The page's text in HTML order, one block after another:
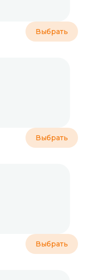
Выбрать
Выбрать
Выбрать